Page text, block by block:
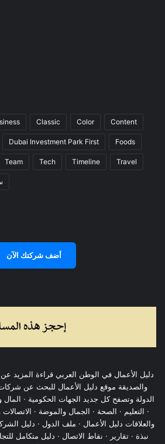
Classic Color Content
Dubai Investment Park First Foods
Team Tech Timeline Travel
أضف شركتك الآن
دليل الأعمال في الوطن العربي قراءة المزيد
والصديقة موقع دليل الأعمال للبحث عن
الدولة وتصفح كل جديد الجهات الحكومية · المال
· التعليم · الصحة · الجمال والموضة · الاتصالات
والعلاقات دليل الأعمال · ملف الدول · دليل
نبذة · تقارير · نقاط الاتصال · دليل متكامل